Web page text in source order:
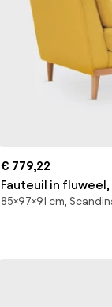
€ 779,22
Fauteuil in fluweel,
85×97×91 cm,